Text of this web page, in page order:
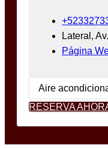
Lateral,
Página
Aire
RESERVA